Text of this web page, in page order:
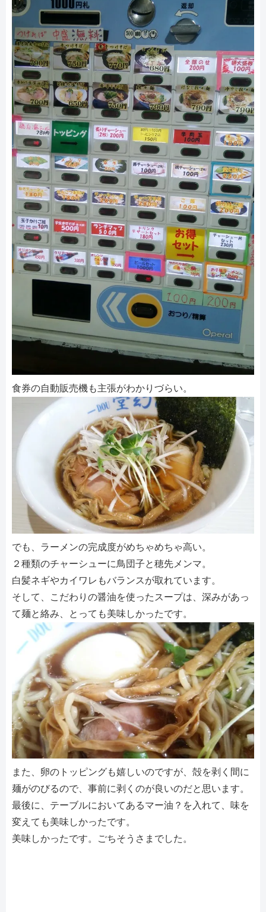
食券の自動販売機も主張がわかりづらい。
でも、ラーメンの完成度がめちゃめちゃ高い。
２種類のチャーシューに鳥団子と穂先メンマ。
白髪ネギやカイワレもバランスが取れています。
そして、こだわりの醤油を使ったスープは、深みがあっ
て麺と絡み、とっても美味しかったです。
また、卵のトッピングも嬉しいのですが、殻を剥く間に
麺がのびるので、事前に剥くのが良いのだと思います。
最後に、テーブルにおいてあるマー油？を入れて、味を
変えても美味しかったです。
美味しかったです。ごちそうさまでした。